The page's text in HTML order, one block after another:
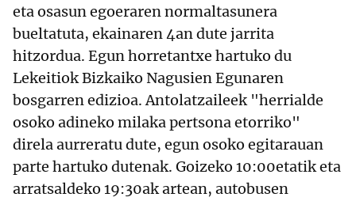
eta osasun egoeraren normaltasunera
bueltatuta, ekainaren 4an dute jarrita
hitzordua. Egun horretantxe hartuko du
Lekeitiok Bizkaiko Nagusien Egunaren
bosgarren edizioa. Antolatzaileek "herrialde
osoko adineko milaka pertsona etorriko"
direla aurreratu dute, egun osoko egitarauan
parte hartuko dutenak. Goizeko 10:00etatik eta
arratsaldeko 19:30ak artean, autobusen